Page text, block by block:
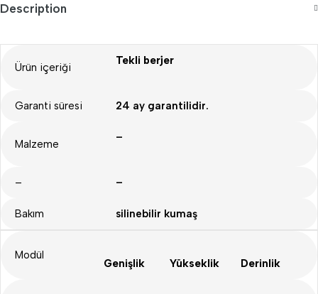
Description
Ürün içeriği
Tekli berjer
Garanti süresi 24 ay garantilidir.
Malzeme
–
– –
Bakım silinebilir kumaş
Modül
Genişlik Yükseklik Derinlik